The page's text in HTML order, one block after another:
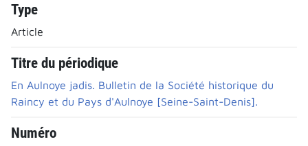
Type
Article
Titre du périodique
En Aulnoye jadis. Bulletin de la Société historique du
Raincy et du Pays d'Aulnoye [Seine-Saint-Denis].
Numéro